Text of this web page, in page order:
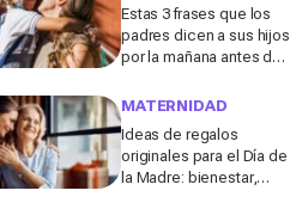
Estas 3 frases que los
padres dicen a sus hijos
por la mañana antes de ir
molestar a los
MATERNIDAD
Ideas de regalos
originales para el Día de
la Madre: bienestar,